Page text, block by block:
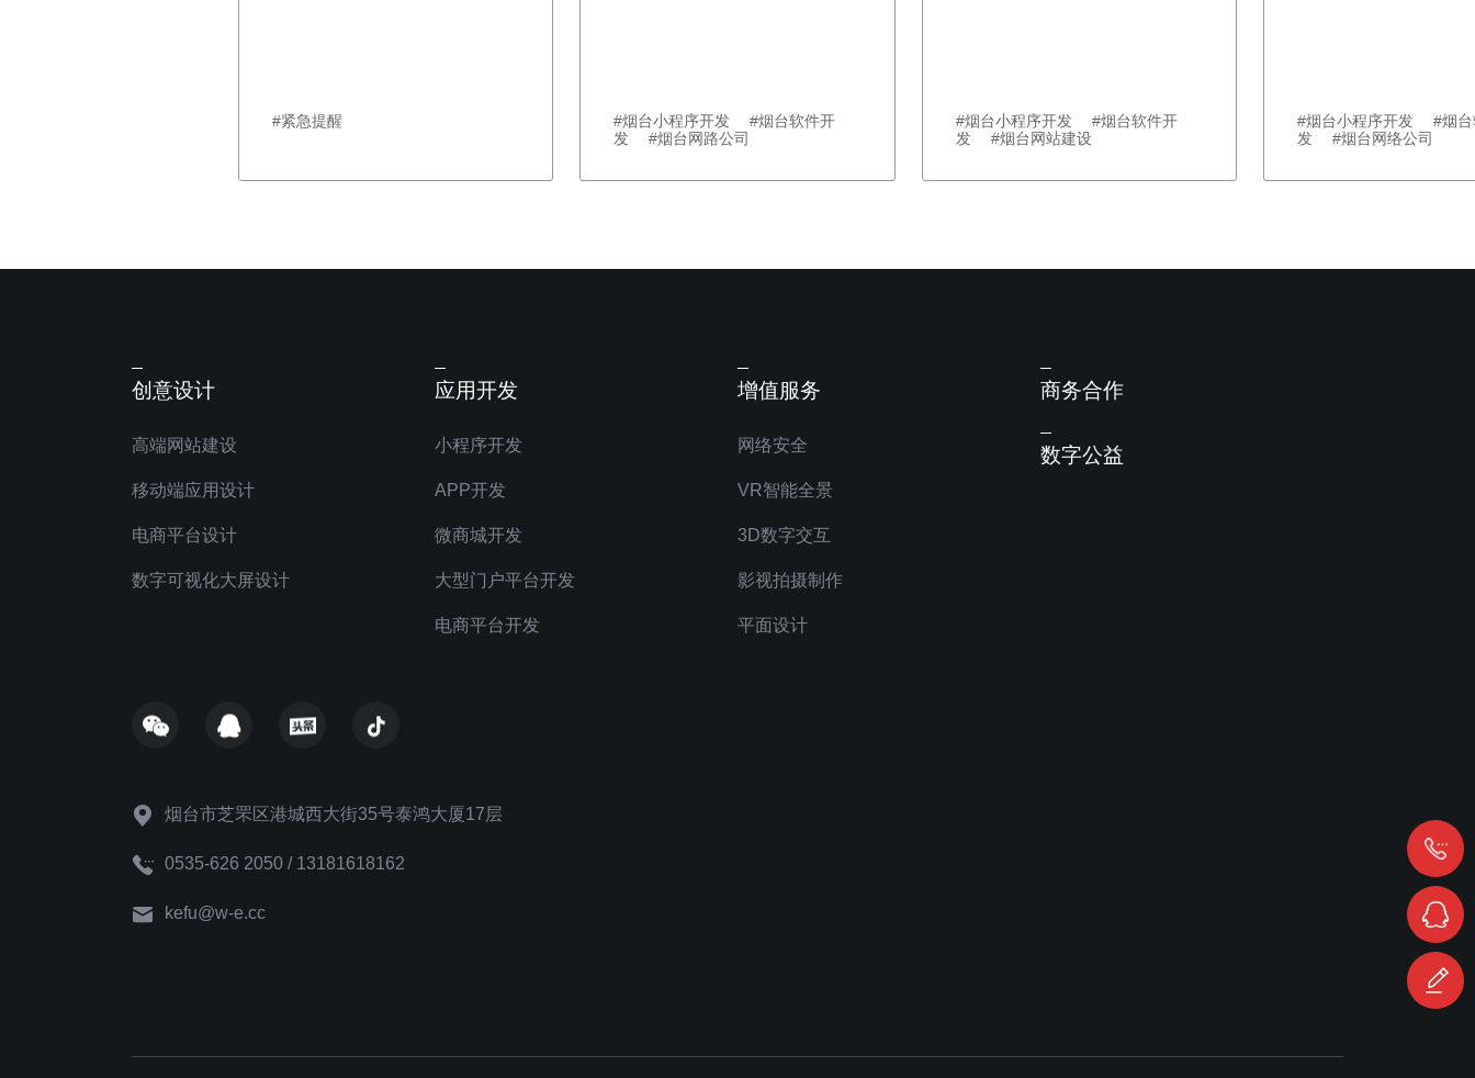
#紧急提醒
#烟台小程序开发 #烟台软件开
发 #烟台网路公司
#烟台小程序开发 #烟台软件开
发 #烟台网站建设
#烟台小程序开发 #烟台
发 #烟台网络公司
创意设计
高端网站建设
移动端应用设计
电商平台设计
数字可视化大屏设计
应用开发
小程序开发
APP开发
微商城开发
大型门户平台开发
电商平台开发
增值服务
网络安全
VR智能全景
3D数字交互
影视拍摄制作
平面设计
商务合作
数字公益
烟台市芝罘区港城西大街35号泰鸿大厦17层
0535-626 2050 / 13181618162
kefu@w-e.cc